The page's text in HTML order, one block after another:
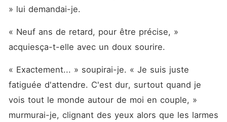
» lui demandai-je.
« Neuf ans de retard, pour être précise, »
acquiesça-t-elle avec un doux sourire.
« Exactement... » soupirai-je. « Je suis juste
fatiguée d'attendre. C'est dur, surtout quand je
vois tout le monde autour de moi en couple, »
murmurai-je, clignant des yeux alors que les larmes